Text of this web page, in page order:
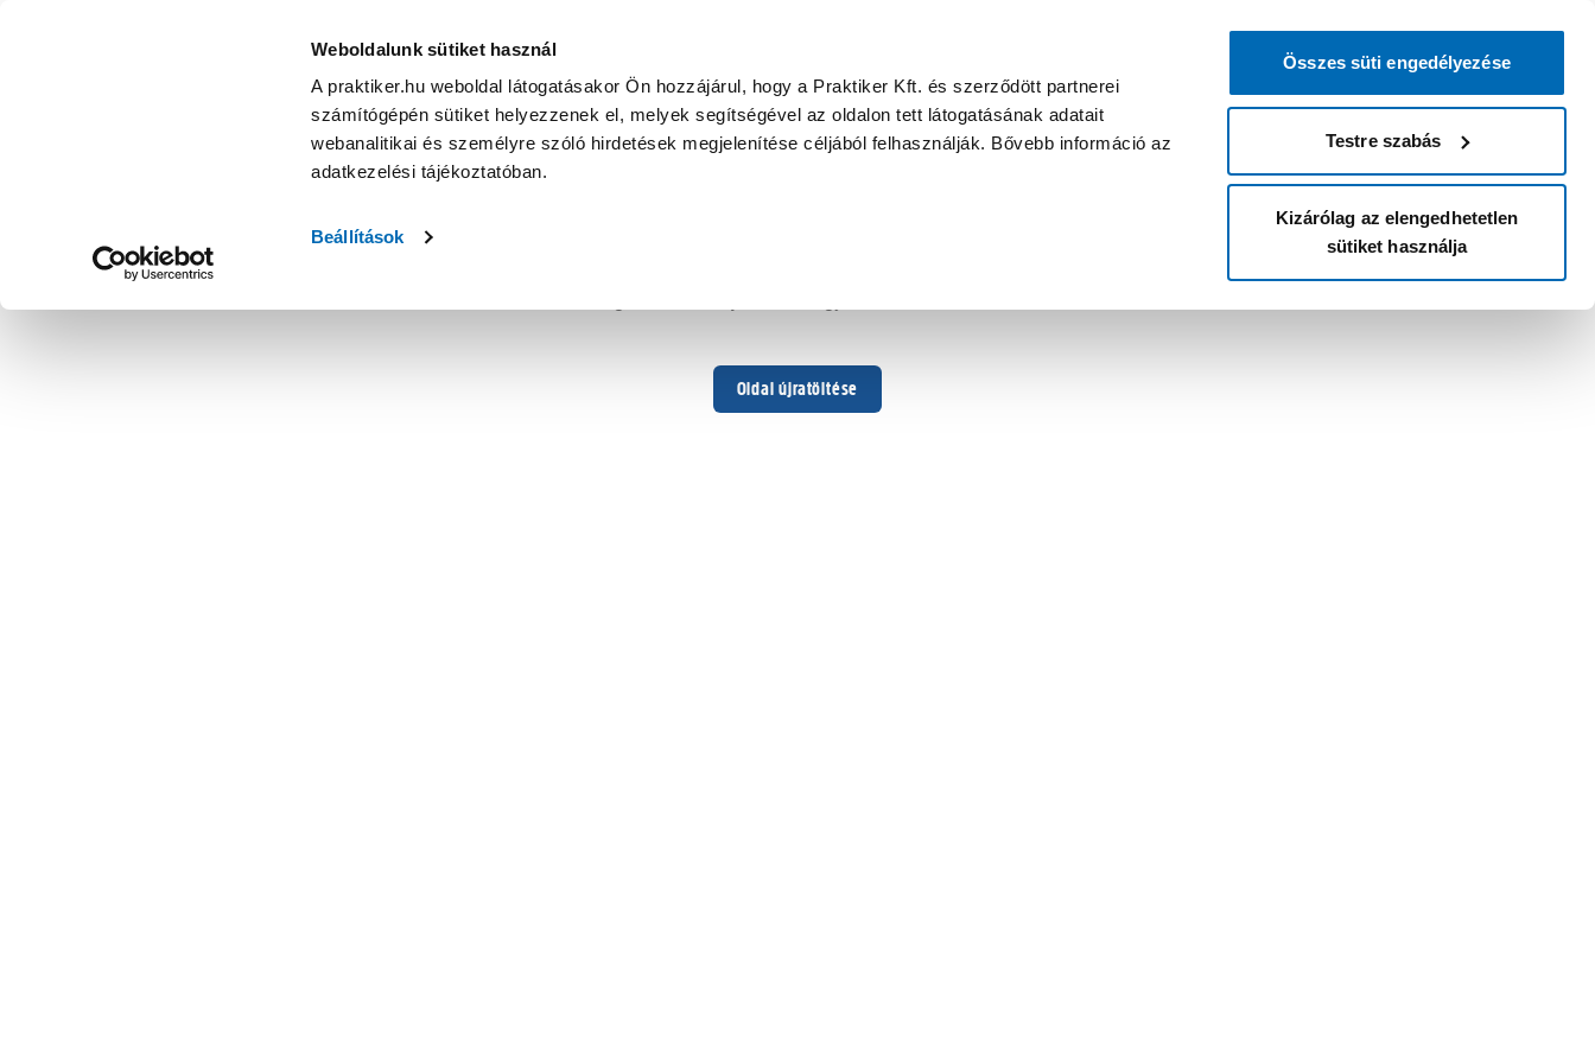
Weboldalunk sütiket használ
A praktiker.hu weboldal látogatásakor Ön hozzájárul, hogy a Praktiker Kft. és szerződött partnerei
számítógépén sütiket helyezzenek el, melyek segítségével az oldalon tett látogatásának adatait
webanalitikai és személyre szóló hirdetések megjelenítése céljából felhasználják. Bővebb információ az
adatkezelési tájékoztatóban.
Beállítások
Összes süti engedélyezése
Testre szabás
Kizárólag az elengedhetetlen
sütiket használja
Oldal újratöltése